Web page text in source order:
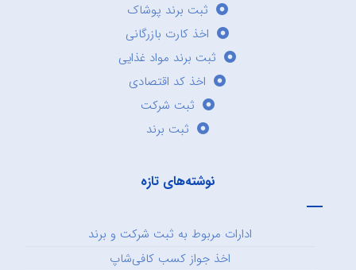
ثبت برند پوشاک
اخذ کارت بازرگانی
ثبت برند مواد غذایی
اخذ کد اقتصادی
ثبت شرکت
ثبت برند
نوشته‌های تازه
ادارات مربوط به ثبت شرکت و برند
اخذ جواز کسب کافی‌شاپ